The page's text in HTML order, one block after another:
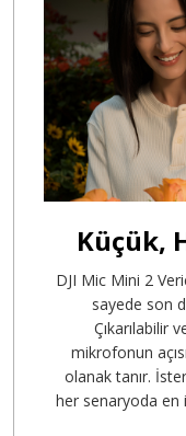
Küçük,
DJI Mic Mini 2
sayede son
Çıkarılabilir
mikrofonun
olanak tanır.
her senaryoda en